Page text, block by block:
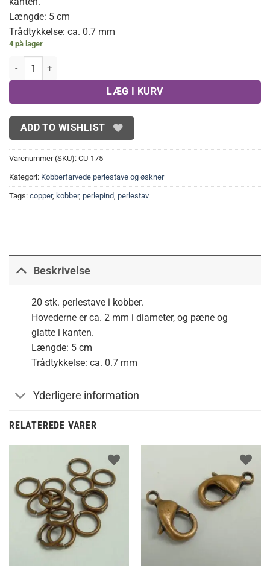
Længde: 5 cm
Trådtykkelse: ca. 0.7 mm
4 på lager
Perlestave, kraftige kobber(20 stk.) antal
LÆG I KURV
ADD TO WISHLIST
Varenummer (SKU): CU-175
Kategori: Kobberfarvede perlestave og øskner
Tags: copper, kobber, perlepind, perlestav
Beskrivelse
20 stk. perlestave i kobber.
Hovederne er ca. 2 mm i diameter, og pæne og
glatte i kanten.
Længde: 5 cm
Trådtykkelse: ca. 0.7 mm
Yderligere information
RELATEREDE VARER